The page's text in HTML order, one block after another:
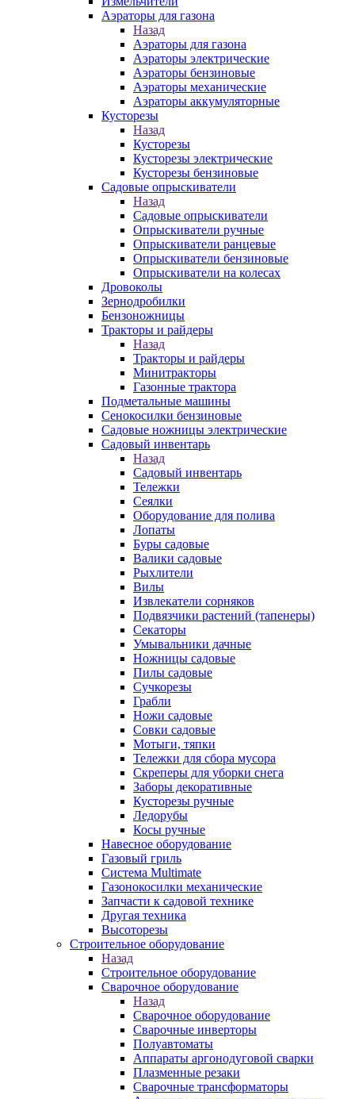
Аэраторы для газона
Назад
Аэраторы для газона
Аэраторы электрические
Аэраторы бензиновые
Аэраторы механические
Аэраторы аккумуляторные
Кусторезы
Назад
Кусторезы
Кусторезы электрические
Кусторезы бензиновые
Садовые опрыскиватели
Назад
Садовые опрыскиватели
Опрыскиватели ручные
Опрыскиватели ранцевые
Опрыскиватели бензиновые
Опрыскиватели на колесах
Дровоколы
Зернодробилки
Бензоножницы
Тракторы и райдеры
Назад
Тракторы и райдеры
Минитракторы
Газонные трактора
Подметальные машины
Сенокосилки бензиновые
Садовые ножницы электрические
Садовый инвентарь
Назад
Садовый инвентарь
Тележки
Сеялки
Оборудование для полива
Лопаты
Буры садовые
Валики садовые
Рыхлители
Вилы
Извлекатели сорняков
Подвязчики растений (тапенеры)
Секаторы
Умывальники дачные
Ножницы садовые
Пилы садовые
Сучкорезы
Грабли
Ножи садовые
Совки садовые
Мотыги, тяпки
Тележки для сбора мусора
Скреперы для уборки снега
Заборы декоративные
Кусторезы ручные
Ледорубы
Косы ручные
Навесное оборудование
Газовый гриль
Система Multimate
Газонокосилки механические
Запчасти к садовой технике
Другая техника
Высоторезы
Строительное оборудование
Назад
Строительное оборудование
Сварочное оборудование
Назад
Сварочное оборудование
Сварочные инверторы
Полуавтоматы
Аппараты аргонодуговой сварки
Плазменные резаки
Сварочные трансформаторы